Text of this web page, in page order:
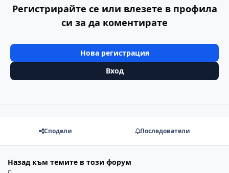
Регистрирайте се или влезете в профила
си за да коментирате
Нова регистрация
Вход
Сподели Последователи
Назад към темите в този форум